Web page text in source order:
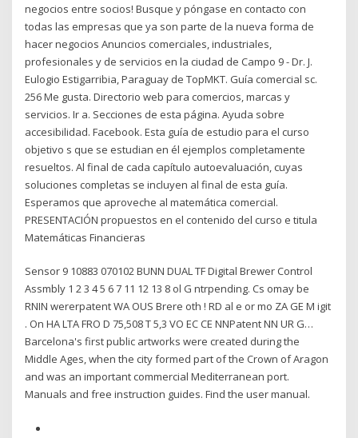
negocios entre socios! Busque y póngase en contacto con
todas las empresas que ya son parte de la nueva forma de
hacer negocios Anuncios comerciales, industriales,
profesionales y de servicios en la ciudad de Campo 9 - Dr. J.
Eulogio Estigarribia, Paraguay de TopMKT. Guía comercial sc.
256 Me gusta. Directorio web para comercios, marcas y
servicios. Ir a. Secciones de esta página. Ayuda sobre
accesibilidad. Facebook. Esta guía de estudio para el curso
objetivo s que se estudian en él ejemplos completamente
resueltos. Al final de cada capítulo autoevaluación, cuyas
soluciones completas se incluyen al final de esta guía.
Esperamos que aproveche al matemática comercial.
PRESENTACIÓN propuestos en el contenido del curso e titula
Matemáticas Financieras
Sensor 9 10883 070102 BUNN DUAL TF Digital Brewer Control
Assmbly 1 2 3 4 5 6 7 11 12 13 8 ol G ntrpending. Cs omay be
RNIN wererpatent WA OUS Brere oth ! RD al e or mo ZA GE M igit
. On HA LTA FRO D 75,508 T 5,3 VO EC CE NNPatent NN UR G…
Barcelona's first public artworks were created during the
Middle Ages, when the city formed part of the Crown of Aragon
and was an important commercial Mediterranean port.
Manuals and free instruction guides. Find the user manual.